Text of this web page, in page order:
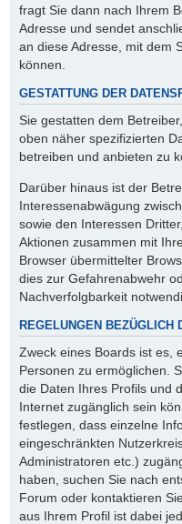
fragt Sie dann nach Ihrem
Adresse und sendet
an diese Adresse, mit dem
können.
GESTATTUNG DER
Sie gestatten dem
oben näher spezifizierten
betreiben und anbieten zu
Darüber hinaus ist der
Interessenabwägung
sowie den Interessen
Aktionen zusammen mit
Browser übermittelter
dies zur Gefahrenabwehr
Nachverfolgbarkeit
REGELUNGEN BEZÜGLICH
Zweck eines Boards ist es,
Personen zu ermöglichen.
die Daten Ihres Profils und
Internet zugänglich sein
festlegen, dass einzelne
eingeschränkten
Administratoren etc.)
haben, suchen Sie nach
Forum oder kontaktieren
aus Ihrem Profil ist dabei